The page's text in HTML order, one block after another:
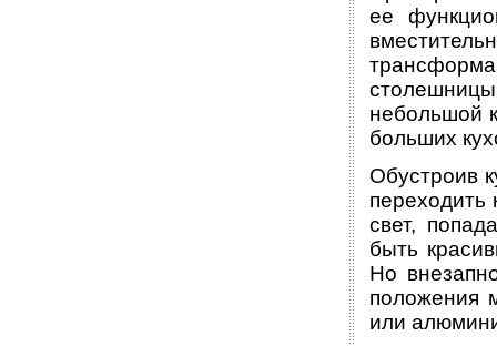
ее
небольшой
больших
Обустроив
переходить
свет,
быть
Но
положения
или